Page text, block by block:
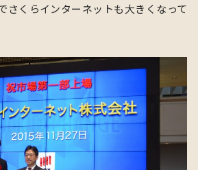
さくらインターネットも⼤きくなって